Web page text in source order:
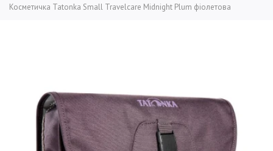
Косметичка Tatonka Small Travelcare Midnight Plum фіолетова